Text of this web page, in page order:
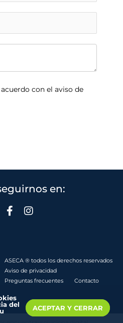
con el aviso de
en:
ASECA ® todos los derechos reservados
Aviso de privacidad
Preguntas frecuentes
Contacto
del
ACEPTAR Y CERRAR